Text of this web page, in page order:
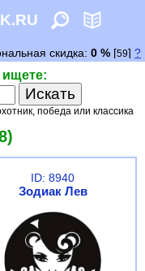
победа или классика
ID: 8940
Зодиак Лев